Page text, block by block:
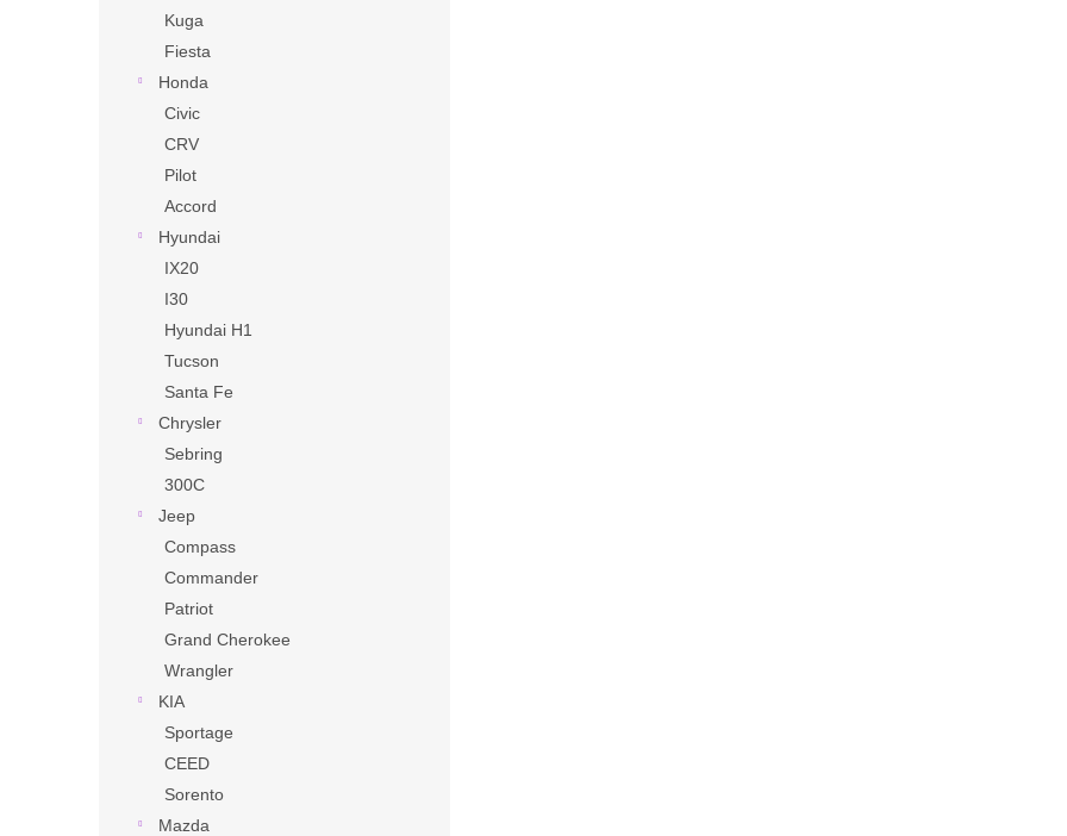
Kuga
Fiesta
Honda
Civic
CRV
Pilot
Accord
Hyundai
IX20
I30
Hyundai H1
Tucson
Santa Fe
Chrysler
Sebring
300C
Jeep
Compass
Commander
Patriot
Grand Cherokee
Wrangler
KIA
Sportage
CEED
Sorento
Mazda